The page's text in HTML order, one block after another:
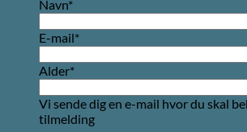
Navn*
E-mail*
Alder*
Vi sende dig en e-mail hvor du skal
tilmelding